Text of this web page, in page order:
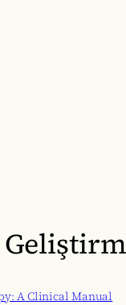
A Clinical Manual